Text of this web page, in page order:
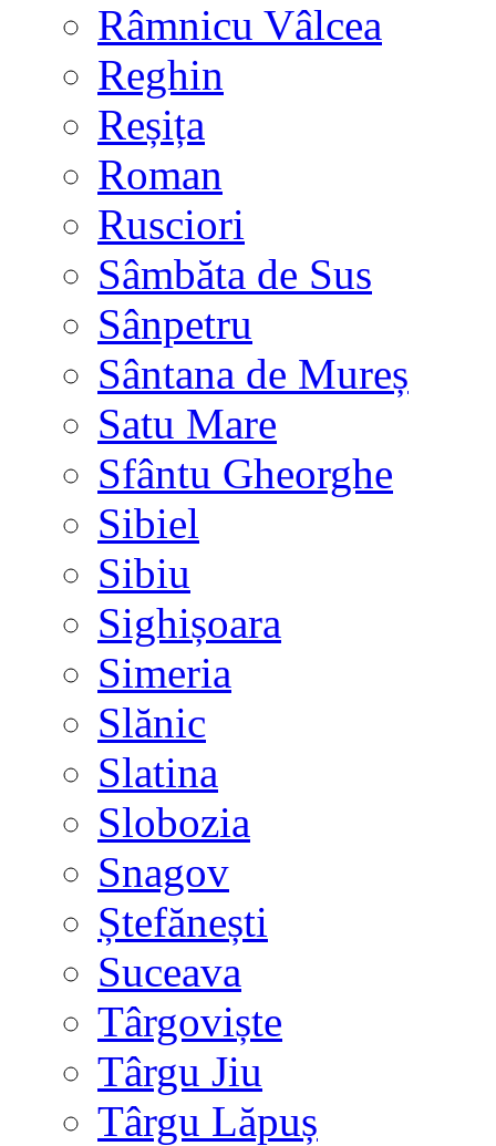
Râmnicu Vâlcea
Reghin
Reșița
Roman
Rusciori
Sâmbăta de Sus
Sânpetru
Sântana de Mureș
Satu Mare
Sfântu Gheorghe
Sibiel
Sibiu
Sighișoara
Simeria
Slănic
Slatina
Slobozia
Snagov
Ștefănești
Suceava
Târgoviște
Târgu Jiu
Târgu Lăpuș